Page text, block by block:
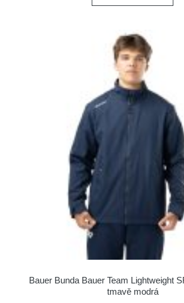
Bauer Bunda Bauer Team Lightweight
tmavě modrá